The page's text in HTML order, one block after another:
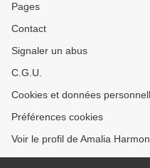
Pages
Contact
Signaler un abus
C.G.U.
Cookies et données
Préférences cookies
Voir le profil de Amalia